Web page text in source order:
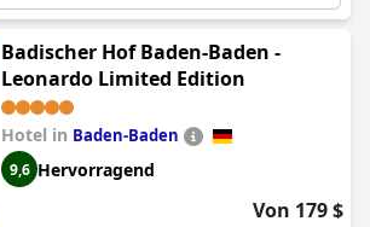
Badischer Hof Baden-Baden -
Leonardo Limited Edition
Hotel in Baden-Baden
9,6 Hervorragend
Von 179 $